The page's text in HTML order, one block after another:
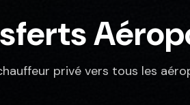
privé vers tous les